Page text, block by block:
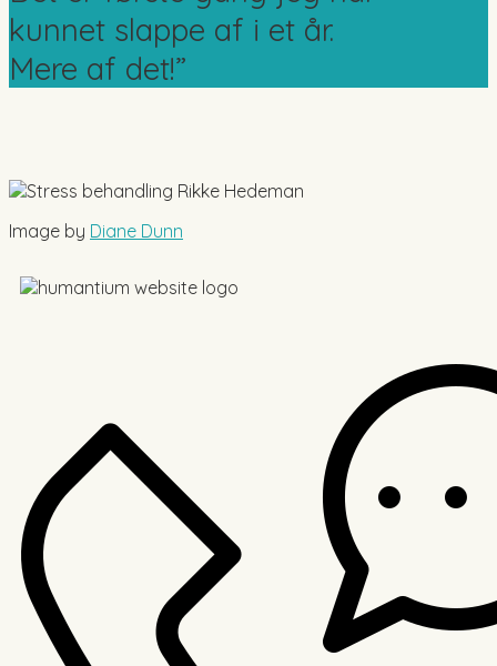
kunnet slappe af i et år.
Mere af det!”
Image by Diane Dunn